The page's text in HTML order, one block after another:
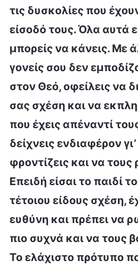
τις δυσκολίες που
είσοδό τους. Όλα αυτά
μπορείς να κάνεις. Με
γονείς σου δεν
στον Θεό, οφείλεις να
σας σχέση και να
που έχεις απέναντί
δείχνεις ενδιαφέρον
φροντίζεις και να
Επειδή είσαι το παιδί
τέτοιου είδους σχέση,
ευθύνη και πρέπει να
πιο συχνά και να τους
Το ελάχιστο πρότυπο